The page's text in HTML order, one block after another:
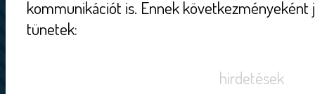
kommunikációt is. Ennek következményeként
tünetek:
hirdetések